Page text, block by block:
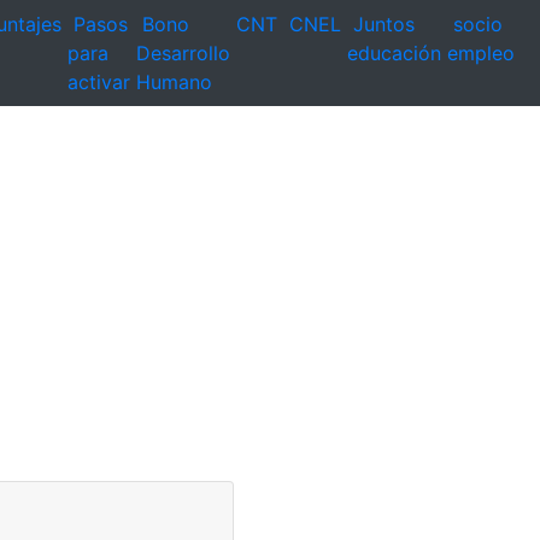
Pasos
para
activar
Bono
Desarrollo
Humano
CNT CNEL Juntos
educación
socio
empleo